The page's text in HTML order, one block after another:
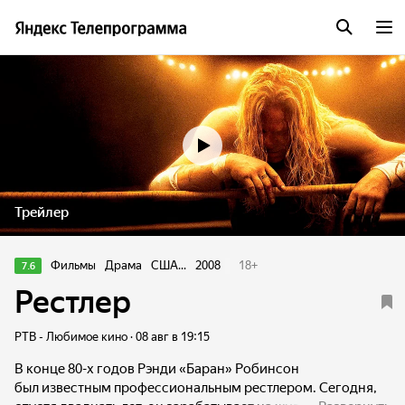
Трейлер
7.6 Фильмы Драма США... 2008 18+
Рестлер
РТВ - Любимое кино · 08 авг в 19:15
В конце 80-х годов Рэнди «Баран» Робинсон
был известным профессиональным рестлером. Сегодня,